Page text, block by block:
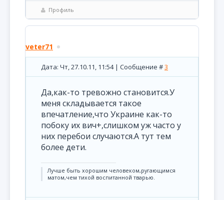
Профиль
veter71
Дата: Чт, 27.10.11, 11:54 | Сообщение #3
Да,как-то тревожно становится.У
меня складывается такое
впечатление,что Украине как-то
побоку их вич+,слишком уж часто у
них перебои случаются.А тут тем
более дети.
Лучше быть хорошим человеком,ругающимся
матом,чем тихой воспитанной тварью.